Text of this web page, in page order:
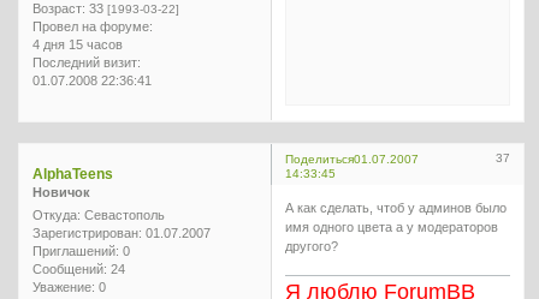
Возраст: 33 [1993-03-22]
Провел на форуме:
4 дня 15 часов
Последний визит:
01.07.2008 22:36:41
Поделиться 37
01.07.2007
14:33:45
AlphaTeens
Новичок
Откуда: Севастополь
Зарегистрирован: 01.07.2007
Приглашений: 0
Сообщений: 24
Уважение: 0
А как сделать, чтоб у админов было
имя одного цвета а у модераторов
другого?
Я люблю ForumBB